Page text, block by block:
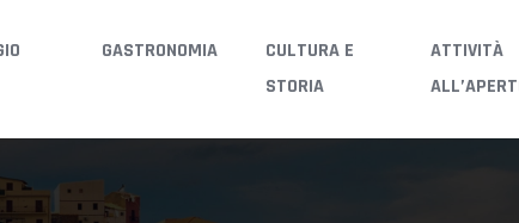
GASTRONOMIA
CULTURA E
STORIA
ATTIVITÀ